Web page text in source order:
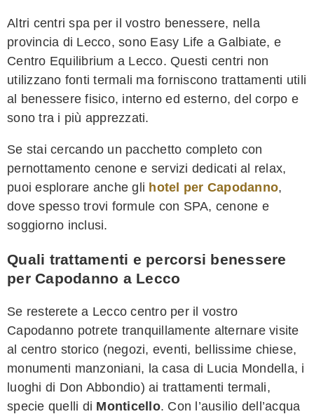
Altri centri spa per il vostro benessere, nella
provincia di Lecco, sono Easy Life a Galbiate, e
Centro Equilibrium a Lecco. Questi centri non
utilizzano fonti termali ma forniscono trattamenti utili
al benessere fisico, interno ed esterno, del corpo e
sono tra i più apprezzati.
Se stai cercando un pacchetto completo con
pernottamento cenone e servizi dedicati al relax,
puoi esplorare anche gli hotel per Capodanno,
dove spesso trovi formule con SPA, cenone e
soggiorno inclusi.
Quali trattamenti e percorsi benessere
per Capodanno a Lecco
Se resterete a Lecco centro per il vostro
Capodanno potrete tranquillamente alternare visite
al centro storico (negozi, eventi, bellissime chiese,
monumenti manzoniani, la casa di Lucia Mondella, i
luoghi di Don Abbondio) ai trattamenti termali,
specie quelli di Monticello. Con l’ausilio dell’acqua